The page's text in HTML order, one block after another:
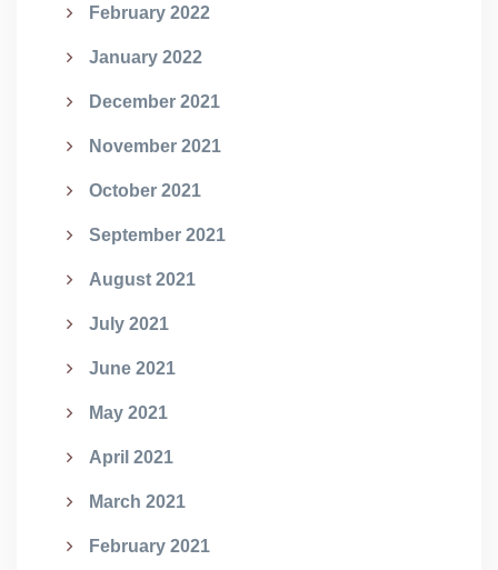
February 2022
January 2022
December 2021
November 2021
October 2021
September 2021
August 2021
July 2021
June 2021
May 2021
April 2021
March 2021
February 2021